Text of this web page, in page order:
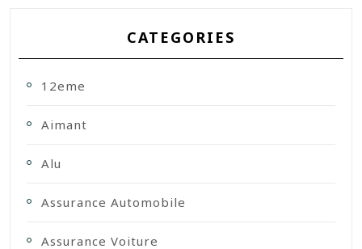
CATEGORIES
12eme
Aimant
Alu
Assurance Automobile
Assurance Voiture